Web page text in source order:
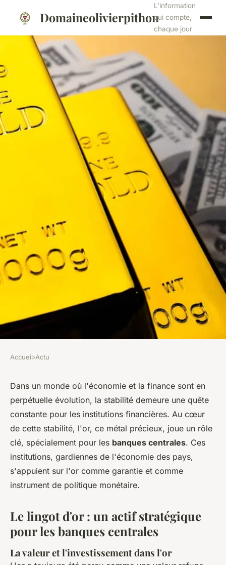
Domaineolivierpithon
L'information
qui compte,
chaque jour
Comment les banques
centrales utilisent-elles les
lingots d'or ?
léonne•5 juillet 2024•2 min de lecture
Accueil›Actu
Dans un monde où l'économie et la finance sont en
perpétuelle évolution, la stabilité demeure une quête
constante pour les institutions financières. Au cœur
de cette stabilité, l'or, ce métal précieux, joue un rôle
clé, spécialement pour les banques centrales. Ces
institutions, gardiennes de l'économie des pays,
s'appuient sur l'or comme garantie et comme
instrument de politique monétaire.
Le lingot d'or : un actif stratégique
pour les banques centrales
La valeur et l'investissement dans l'or